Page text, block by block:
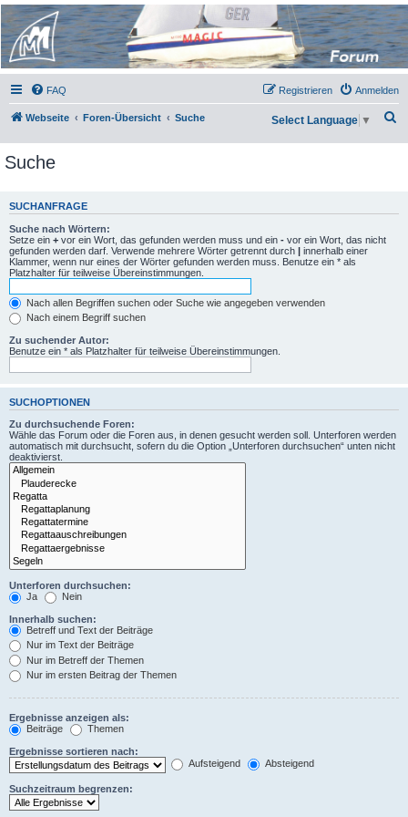
Micro Magic Forum
Deutschland
FAQ Anmelden
Registrieren
Webseite Foren-Übersicht Suche Select Language ▼
Suche
SUCHANFRAGE
Suche nach Wörtern:
Setze ein + vor ein Wort, das gefunden werden muss und ein - vor ein Wort, das nicht
gefunden werden darf. Verwende mehrere Wörter getrennt durch | innerhalb einer
Klammer, wenn nur eines der Wörter gefunden werden muss. Benutze ein * als
Platzhalter für teilweise Übereinstimmungen.
Nach allen Begriffen suchen oder Suche wie angegeben verwenden
Nach einem Begriff suchen
Zu suchender Autor:
Benutze ein * als Platzhalter für teilweise Übereinstimmungen.
SUCHOPTIONEN
Zu durchsuchende Foren:
Wähle das Forum oder die Foren aus, in denen gesucht werden soll. Unterforen werden
automatisch mit durchsucht, sofern du die Option „Unterforen durchsuchen“ unten nicht
deaktivierst.
Unterforen durchsuchen:
Ja
Nein
Innerhalb suchen:
Betreff und Text der Beiträge
Nur im Text der Beiträge
Nur im Betreff der Themen
Nur im ersten Beitrag der Themen
Ergebnisse anzeigen als:
Beiträge
Themen
Ergebnisse sortieren nach:
Aufsteigend
Absteigend
Suchzeitraum begrenzen: